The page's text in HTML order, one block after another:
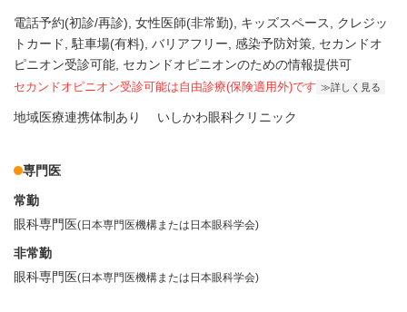
電話予約(初診/再診) 女性医師(非常勤) キッズスペース
クレジッ
トカード
駐車場(有料) バリアフリー 感染予防対策 セカンドオ
ピニオン受診可能 セカンドオピニオンのための情報提供可
セカンドオピニオン受診可能は自由診療(保険適用外)です 詳しく見る
地域医療連携体制あり いしかわ眼科クリニック
専門医
常勤
眼科専門医(日本専門医機構または日本眼科学会)
非常勤
眼科専門医(日本専門医機構または日本眼科学会)